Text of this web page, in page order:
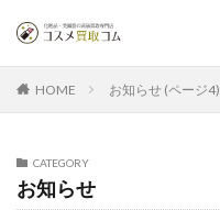
HOME お知らせ (ページ4)
CATEGORY
お知らせ